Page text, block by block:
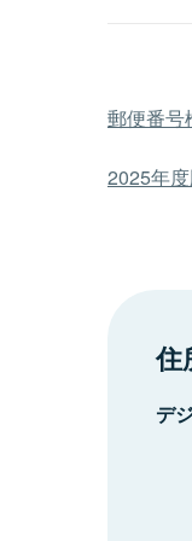
郵便番号
2025年
住
デ